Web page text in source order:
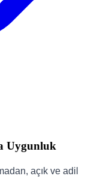
Uygunluk
açık ve adil